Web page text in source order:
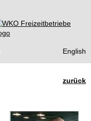
English
zurück